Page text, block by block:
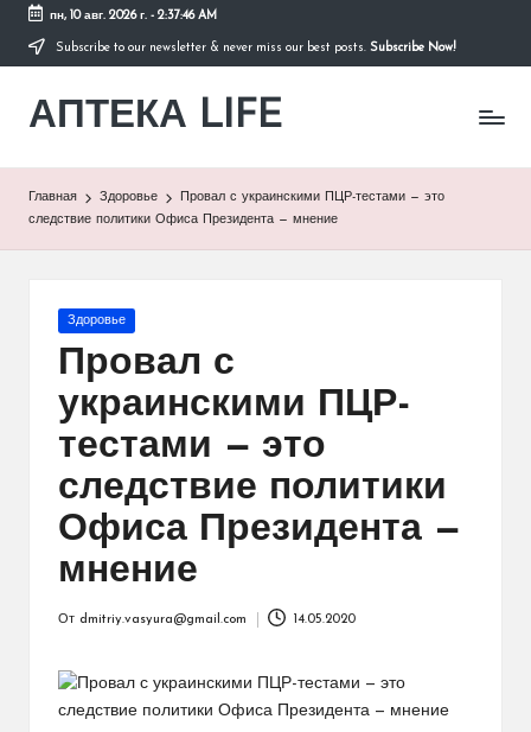
Перейти
содержимому
пн, 10 авг. 2026 г.- 2:37:46 AM
Subscribe to our newsletter & never miss our best posts. Subscribe Now!
АПТЕКА LIFE
сайт
Главная Здоровье
Провал с украинскими ПЦР-тестами — это
следствие политики Офиса Президента — мнение
Опубликовано
Здоровье
Провал с
украинскими ПЦР-
тестами — это
следствие политики
Офиса Президента —
мнение
От dmitriy.vasyura@gmail.com 14.05.2020